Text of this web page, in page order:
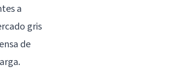
a
gris
de